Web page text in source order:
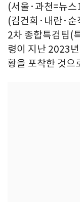
(서울·과천=뉴스
(김건희·내란·순
2차 종합특검팀(
령이 지난 2023
황을 포착한 것으